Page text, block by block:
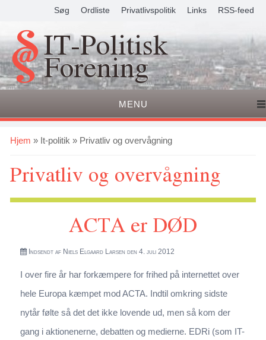
Søg Ordliste Privatlivspolitik Links RSS-feed
IT-Politisk
Forening
MENU
Du er her
Hjem » It-politik » Privatliv og overvågning
Privatliv og overvågning
ACTA er DØD
Indsendt af Niels Elgaard Larsen den 4. juli 2012
I over fire år har forkæmpere for frihed på internettet over
hele Europa kæmpet mod ACTA. Indtil omkring sidste
nytår følte så det det ikke lovende ud, men så kom der
gang i aktionenerne, debatten og medierne. EDRi (som IT-